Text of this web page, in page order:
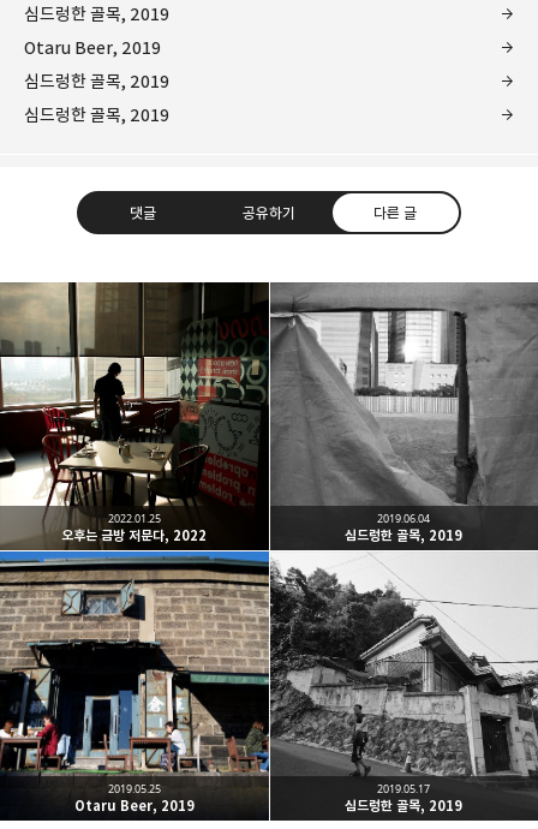
심드렁한 골목, 2019
Otaru Beer, 2019
심드렁한 골목, 2019
심드렁한 골목, 2019
댓글 공유하기 다른 글
Leica Sisyphus
One must imagine Sisyphus happy.
구독하기
카카오톡 라인 트위터
밴드 네이버 블로그 Pocket
오후는 금방 저문다, 2022
2022.01.25
심드렁한 골목, 2019
2019.06.04
Otaru Beer, 2019
2019.05.25
심드렁한 골목, 2019
2019.05.17